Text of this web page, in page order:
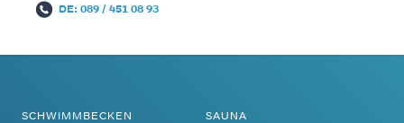
DE: 089 / 451 08 93
SCHWIMMBECKEN SAUNA